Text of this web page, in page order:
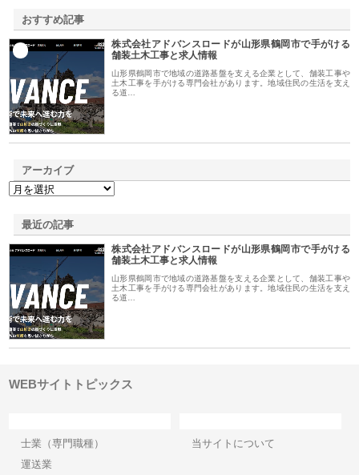
おすすめ記事
株式会社アドバンスロードが山形県鶴岡市で手がける
舗装土木工事と求人情報
山形県鶴岡市で地域の道路基盤を支える企業として、舗装工事や
土木工事を手がける専門会社があります。地域住民の生活を支え
る道…
アーカイブ
最近の記事
株式会社アドバンスロードが山形県鶴岡市で手がける
舗装土木工事と求人情報
山形県鶴岡市で地域の道路基盤を支える企業として、舗装工事や
土木工事を手がける専門会社があります。地域住民の生活を支え
る道…
WEBサイトトピックス
士業（専門職種）
運送業
当サイトについて